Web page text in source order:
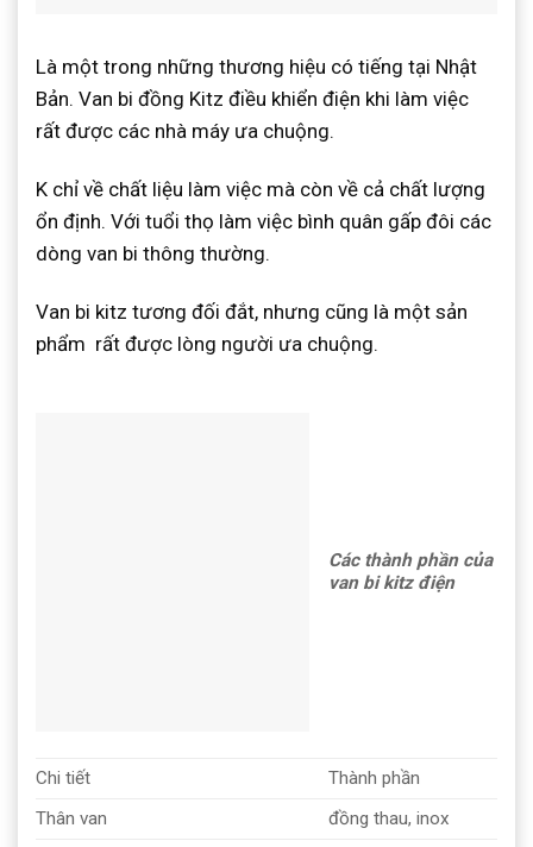
Là một trong những thương hiệu có tiếng tại Nhật
Bản. Van bi đồng Kitz điều khiển điện khi làm việc
rất được các nhà máy ưa chuộng.
K chỉ về chất liệu làm việc mà còn về cả chất lượng
ổn định. Với tuổi thọ làm việc bình quân gấp đôi các
dòng van bi thông thường.
Van bi kitz tương đối đắt, nhưng cũng là một sản
phẩm rất được lòng người ưa chuộng.
Các thành phần của
van bi kitz điện
Chi tiết
Thành phần
Thân van
đồng thau, inox